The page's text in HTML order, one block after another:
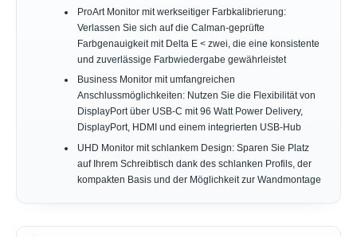
ProArt Monitor mit werkseitiger Farbkalibrierung:
Verlassen Sie sich auf die Calman-geprüfte
Farbgenauigkeit mit Delta E < zwei, die eine konsistente
und zuverlässige Farbwiedergabe gewährleistet
Business Monitor mit umfangreichen
Anschlussmöglichkeiten: Nutzen Sie die Flexibilität von
DisplayPort über USB-C mit 96 Watt Power Delivery,
DisplayPort, HDMI und einem integrierten USB-Hub
UHD Monitor mit schlankem Design: Sparen Sie Platz
auf Ihrem Schreibtisch dank des schlanken Profils, der
kompakten Basis und der Möglichkeit zur Wandmontage